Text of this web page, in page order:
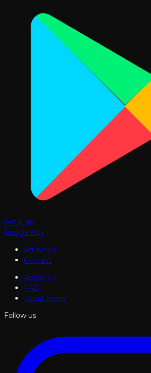
Get it on
Google Play
Art News
Contact
About Us
FAQ
Legal Terms
Follow us